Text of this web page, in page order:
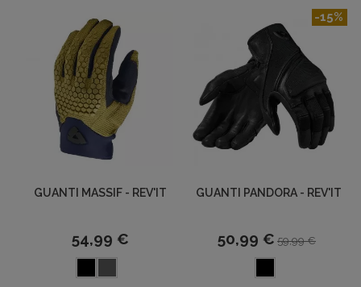
GUANTI MASSIF - REV'IT
54,99 €
GUANTI PANDORA - REV'IT
50,99 € 59,99 €
-15%